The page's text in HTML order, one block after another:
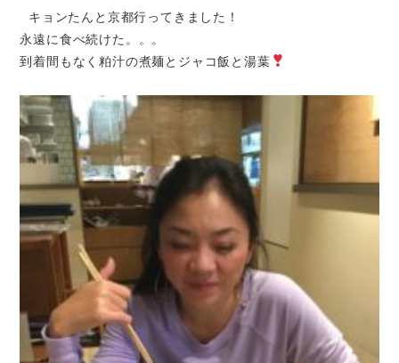
キョンたんと京都行ってきました！
永遠に食べ続けた。。。
到着間もなく粕汁の煮麺とジャコ飯と湯葉